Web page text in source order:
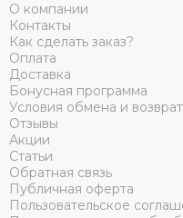
О компании
Контакты
Как сделать заказ?
Оплата
Доставка
Бонусная программа
Условия обмена и
Отзывы
Акции
Статьи
Обратная связь
Публичная оферта
Пользовательское